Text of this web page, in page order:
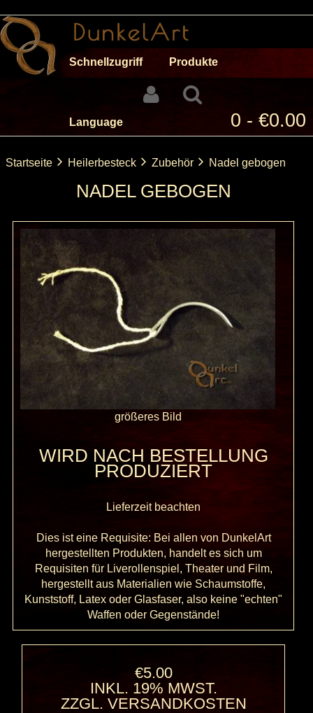
Schnellzugriff Produkte
Language 0 - €0.00
Startseite Heilerbesteck Zubehör Nadel gebogen
NADEL GEBOGEN
größeres Bild
WIRD NACH BESTELLUNG
PRODUZIERT
Lieferzeit beachten
Dies ist eine Requisite: Bei allen von DunkelArt
hergestellten Produkten, handelt es sich um
Requisiten für Liverollenspiel, Theater und Film,
hergestellt aus Materialien wie Schaumstoffe,
Kunststoff, Latex oder Glasfaser, also keine "echten"
Waffen oder Gegenstände!
€5.00
INKL. 19% MWST.
ZZGL. VERSANDKOSTEN